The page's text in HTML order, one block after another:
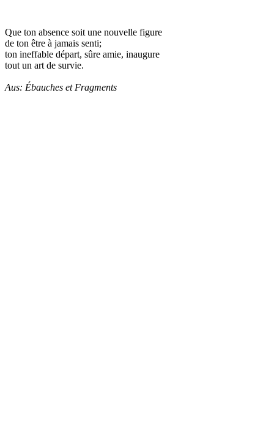
Que ton absence soit une nouvelle figure
de ton être à jamais senti;
ton ineffable départ, sûre amie, inaugure
tout un art de survie.
Aus: Ébauches et Fragments